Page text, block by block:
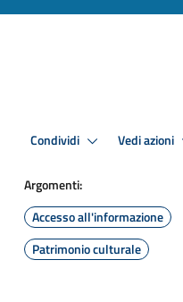
Condividi Vedi azioni
Argomenti:
Accesso all'informazione
Patrimonio culturale